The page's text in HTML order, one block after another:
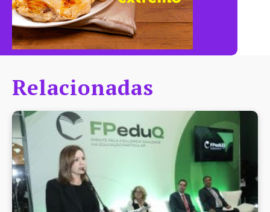
Relacionadas